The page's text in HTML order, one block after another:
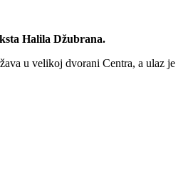
Halila Džubrana.
u velikoj dvorani Centra, a ulaz je